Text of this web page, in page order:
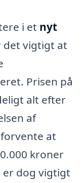
i et nyt
det vigtigt at
Prisen på
alt efter
af
at
kroner
er dog vigtigt